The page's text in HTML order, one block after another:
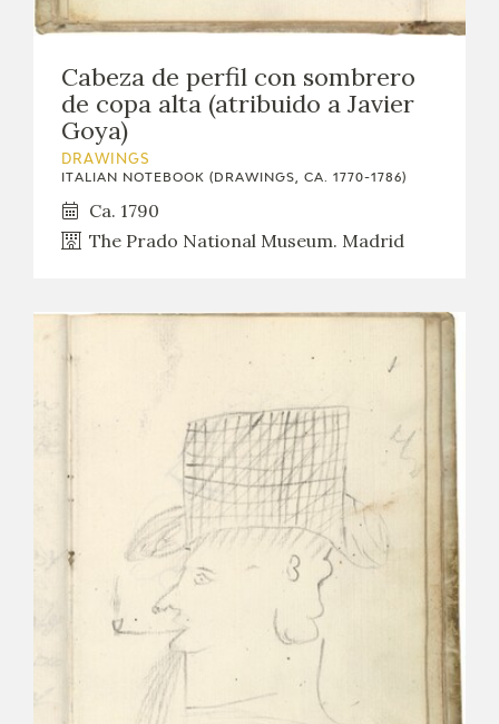
Cabeza de perfil con sombrero
de copa alta (atribuido a Javier
Goya)
DRAWINGS
ITALIAN NOTEBOOK (DRAWINGS, CA. 1770-1786)
Ca. 1790
The Prado National Museum. Madrid